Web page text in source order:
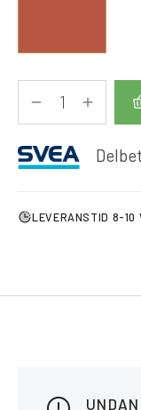
LEVERANSTID 8-10